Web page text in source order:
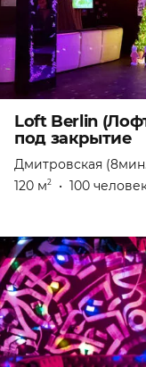
Loft Berlin
под закрытие
Дмитровская
120 м2 • 100